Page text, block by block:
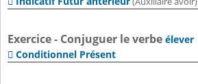
Exercice - Conjuguer le verbe élever
 Conditionnel Présent